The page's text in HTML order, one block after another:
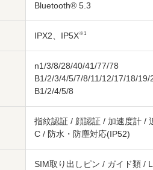
Bluetooth® 5.3
IPX2、IP5X※1
n1/3/8/28/40/41/77/78
B1/2/3/4/5/7/8/11/12/17/18/
B1/2/4/5/8
指紋認証 / 顔認証 / 加速度計 /
C / 防水・防塵対応(IP52)
SIM取り出しピン / ガイド類 /